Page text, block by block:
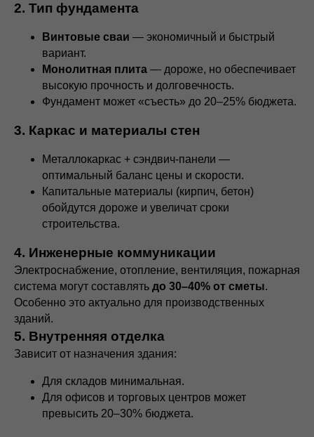
2. Тип фундамента
Винтовые сваи — экономичный и быстрый
вариант.
Монолитная плита — дороже, но обеспечивает
высокую прочность и долговечность.
Фундамент может «съесть» до 20–25% бюджета.
3. Каркас и материалы стен
Металлокаркас + сэндвич-панели —
оптимальный баланс цены и скорости.
Капитальные материалы (кирпич, бетон)
обойдутся дороже и увеличат сроки
строительства.
4. Инженерные коммуникации
Электроснабжение, отопление, вентиляция, пожарная
система могут составлять до 30–40% от сметы.
Особенно это актуально для производственных
зданий.
5. Внутренняя отделка
Зависит от назначения здания:
Для складов минимальная.
Для офисов и торговых центров может
превысить 20–30% бюджета.